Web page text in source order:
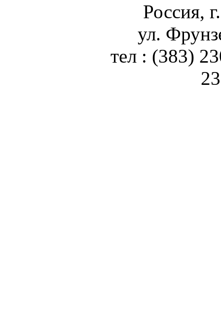
Россия,
ул.
тел : (383)